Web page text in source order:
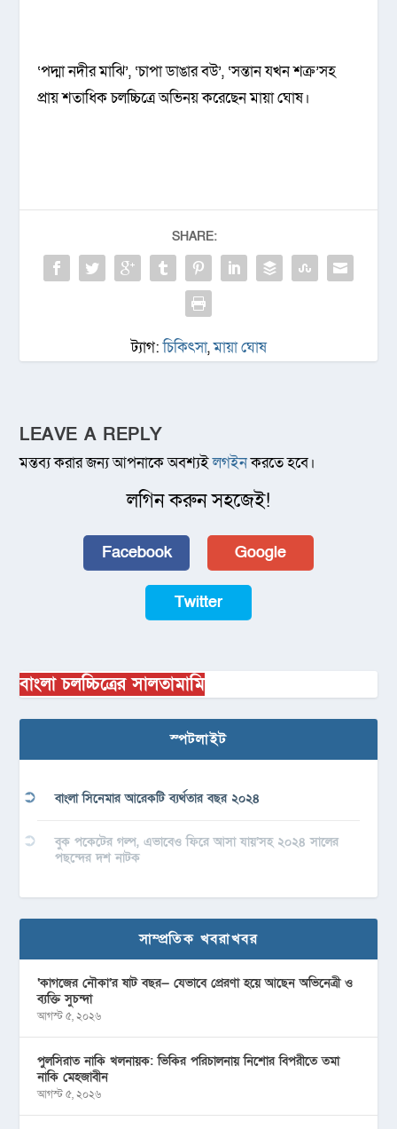
‘পদ্মা নদীর মাঝি’, ‘চাপা ডাঙার বউ’, ‘সন্তান যখন শক্র’সহ
প্রায় শতাধিক চলচ্চিত্রে অভিনয় করেছেন মায়া ঘোষ।
SHARE:
ট্যাগ:চিকিৎসা,মায়া ঘোষ
LEAVE A REPLY
মন্তব্য করার জন্য আপনাকে অবশ্যইলগইনকরতে হবে।
লগিন করুন সহজেই!
Facebook Google
Twitter
বাংলা চলচ্চিত্রের সালতামামি
স্পটলাইট
বাংলা সিনেমার আরেকটি ব্যর্থতার বছর ২০২৪
বুক পকেটের গল্প, এভাবেও ফিরে আসা যায়’সহ ২০২৪ সালের
পছন্দের দশ নাটক
সাম্প্রতিক খবরাখবর
‘কাগজের নৌকা’র ষাট বছর— যেভাবে প্রেরণা হয়ে আছেন অভিনেত্রী ও
ব্যক্তি সুচন্দা
আগস্ট ৫, ২০২৬
পুলসিরাত নাকি খলনায়ক: ভিকির পরিচালনায় নিশোর বিপরীতে তমা
নাকি মেহজাবীন
আগস্ট ৫, ২০২৬